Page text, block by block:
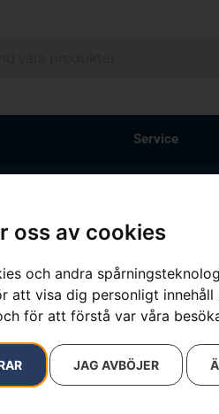
oss av cookies
och andra
att visa dig personligt
för att förstå var våra
JAG AVBÖJER
Service